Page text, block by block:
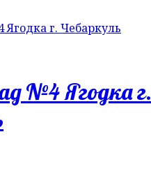
№4 Ягодка г.